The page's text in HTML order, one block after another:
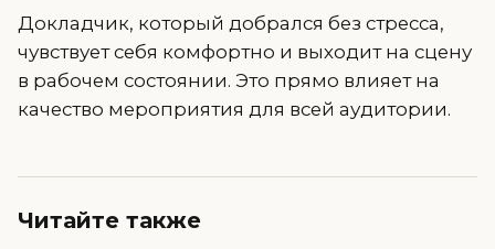
Докладчик, который добрался без стресса,
чувствует себя комфортно и выходит на сцену
в рабочем состоянии. Это прямо влияет на
качество мероприятия для всей аудитории.
Читайте также